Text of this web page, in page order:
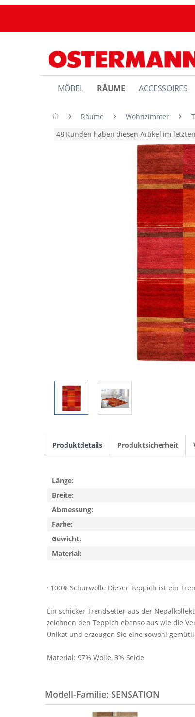
MÖBEL RÄUME ACCESSOIRES
Räume Wohnzimmer
48 Kunden haben diesen Artikel im
Produktdetails Produktsicherheit
· 100% Schurwolle Dieser Teppich ist ein
Ein schicker Trendsetter aus der
zeichnen den Teppich ebenso aus wie die
Unikat und erzeugen Sie eine sowohl
Material: 97% Wolle, 3% Seide
Länge:
Breite:
Abmessung:
Farbe:
Gewicht:
Material:
Modell-Familie: SENSATION